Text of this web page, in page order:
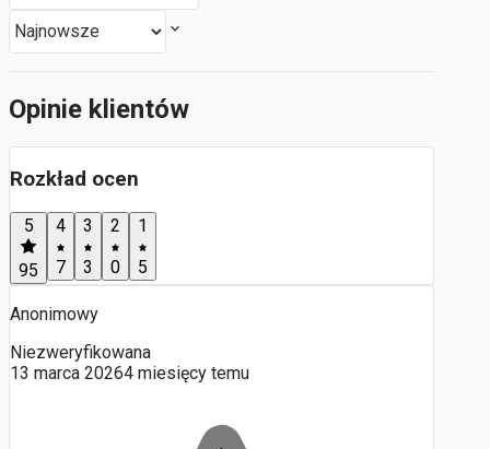
Opinie klientów
Rozkład ocen
5
95
4
7
3
3
2
0
1
5
Anonimowy
Niezweryfikowana
13 marca 20264 miesięcy temu